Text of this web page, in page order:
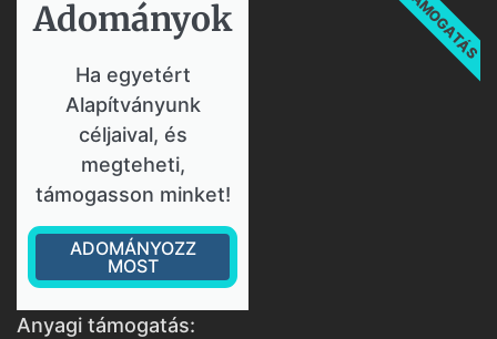
Adományok​
Ha egyetért
Alapítványunk
céljaival, és
megteheti,
támogasson minket!
ADOMÁNYOZZ
MOST
TÁMOGATÁS
Anyagi támogatás: